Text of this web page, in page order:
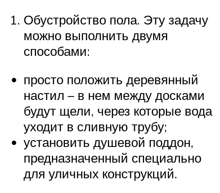
Обустройство пола. Эту задачу
можно выполнить двумя
способами:
просто положить деревянный
настил – в нем между досками
будут щели, через которые вода
уходит в сливную трубу;
установить душевой поддон,
предназначенный специально
для уличных конструкций.